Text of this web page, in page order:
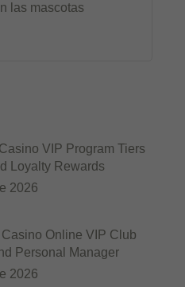
las mascotas
VIP Program Tiers
Loyalty Rewards
2026
Online VIP Club
Personal Manager
2026